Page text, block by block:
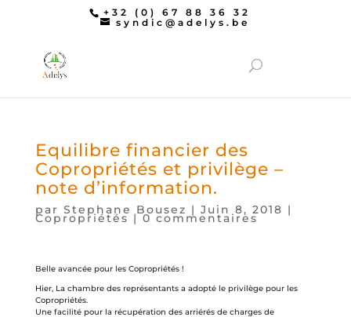
+32 (0) 67 88 36 32
syndic@adelys.be
Equilibre financier des
Copropriétés et privilège –
note d’information.
par Stephane Bousez | Juin 8, 2018 |
Copropriétés|0 commentaires
Belle avancée pour les Copropriétés !
Hier, La chambre des représentants a adopté le privilège pour les
Copropriétés.
Une facilité pour la récupération des arriérés de charges de